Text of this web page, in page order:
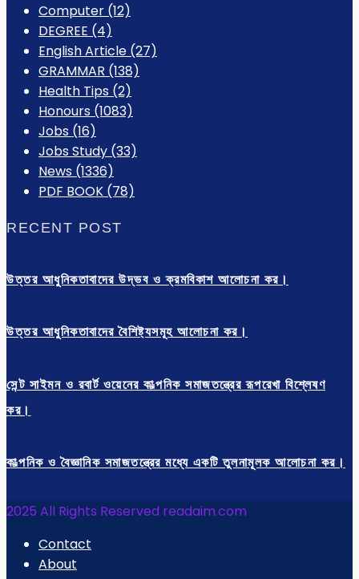
Computer (12)
DEGREE (4)
English Article (27)
GRAMMAR (138)
Health Tips (2)
Honours (1083)
Jobs (16)
Jobs Study (33)
News (1336)
PDF BOOK (78)
RECENT POST
উত্তর আধুনিকতাবাদের উদ্ভব ও ক্রমবিকাশ আলোচনা কর।
উত্তর আধুনিকতাবাদের বৈশিষ্ট্যসমূহ আলোচনা কর।
সেন্ট সাইমন ও রবার্ট ওয়েনের কাল্পনিক সমাজতন্ত্রের রূপরেখা বিশ্লেষণ
কর।
কাল্পনিক ও বৈজ্ঞানিক সমাজতন্ত্রের মধ্যে একটি তুলনামূলক আলোচনা কর।
2025 All Rights Reserved readaim.com
Contact
About